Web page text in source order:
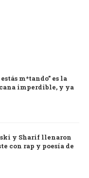
m*tando” es la
imperdible, y ya
y Sharif llenaron
con rap y poesía de